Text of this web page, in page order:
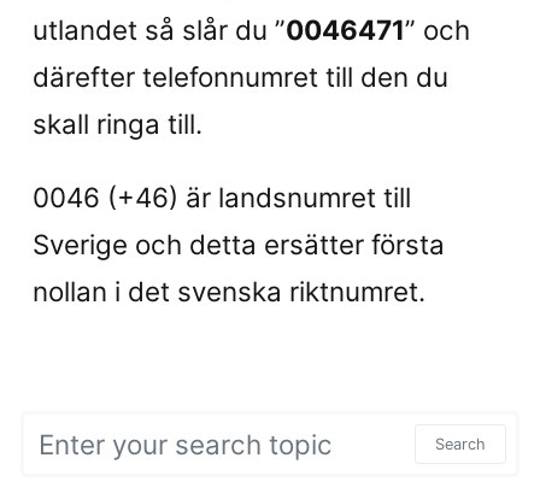
utlandet så slår du ”0046471” och
därefter telefonnumret till den du
skall ringa till.
0046 (+46) är landsnumret till
Sverige och detta ersätter första
nollan i det svenska riktnumret.
Search